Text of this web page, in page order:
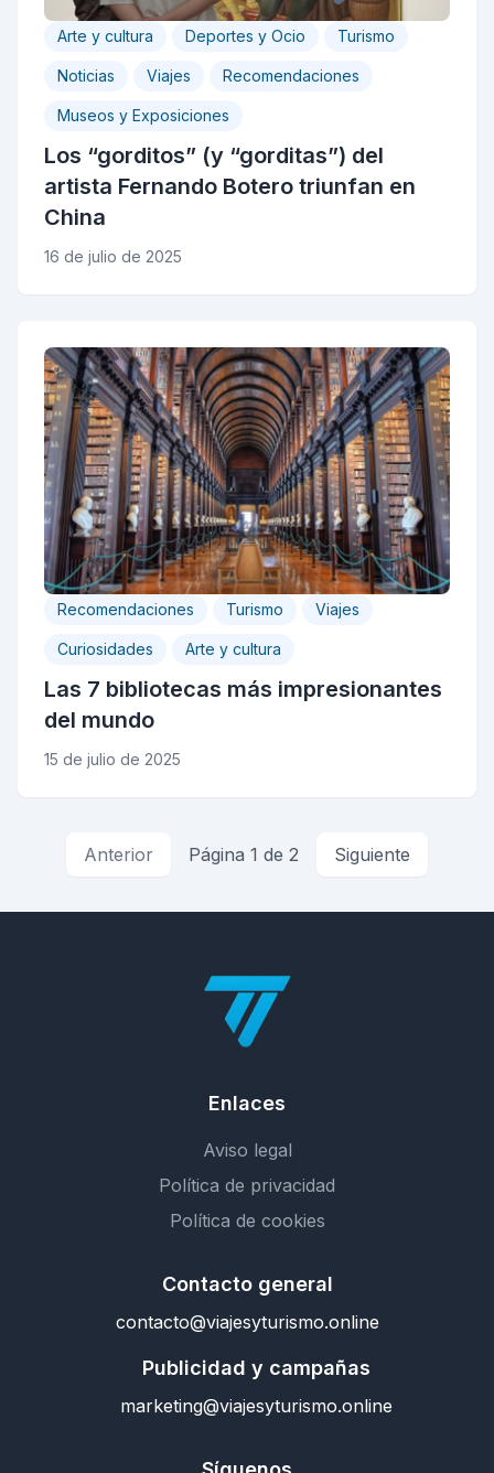
Arte y cultura Deportes y Ocio Turismo
Noticias Viajes Recomendaciones
Museos y Exposiciones
Los “gorditos” (y “gorditas”) del
artista Fernando Botero triunfan en
China
16 de julio de 2025
Recomendaciones Turismo Viajes
Curiosidades Arte y cultura
Las 7 bibliotecas más impresionantes
del mundo
15 de julio de 2025
Anterior Página 1 de 2 Siguiente
Enlaces
Aviso legal
Política de privacidad
Política de cookies
Contacto general
contacto@viajesyturismo.online
Publicidad y campañas
marketing@viajesyturismo.online